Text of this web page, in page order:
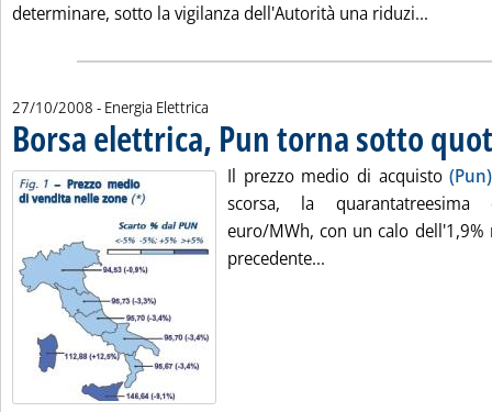
determinare, sotto la vigilanza dell'Autorità una riduzi...
27/10/2008 - Energia Elettrica
Borsa elettrica, Pun torna sotto
Il prezzo medio di acquisto(Pun)
scorsa, la
euro/MWh, con un calo
precedente...